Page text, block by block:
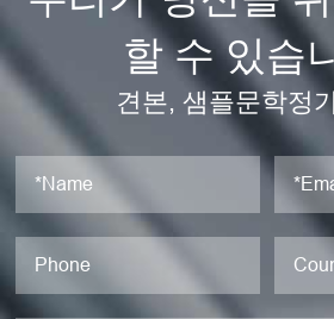
할 수 있습
견본, 샘플문학정